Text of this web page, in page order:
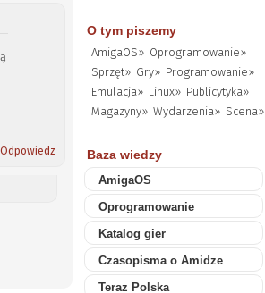
Odpowiedz
O tym piszemy
AmigaOS» Oprogramowanie»
Sprzęt» Gry» Programowanie»
Emulacja» Linux» Publicytyka»
Magazyny» Wydarzenia» Scena»
Baza wiedzy
AmigaOS
Oprogramowanie
Katalog gier
Czasopisma o Amidze
Teraz Polska